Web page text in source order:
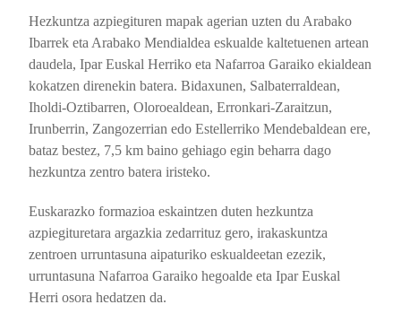
Hezkuntza azpiegituren mapak agerian uzten du Arabako
Ibarrek eta Arabako Mendialdea eskualde kaltetuenen artean
daudela, Ipar Euskal Herriko eta Nafarroa Garaiko ekialdean
kokatzen direnekin batera. Bidaxunen, Salbaterraldean,
Iholdi-Oztibarren, Oloroealdean, Erronkari-Zaraitzun,
Irunberrin, Zangozerrian edo Estellerriko Mendebaldean ere,
bataz bestez, 7,5 km baino gehiago egin beharra dago
hezkuntza zentro batera iristeko.
Euskarazko formazioa eskaintzen duten hezkuntza
azpiegituretara argazkia zedarrituz gero, irakaskuntza
zentroen urruntasuna aipaturiko eskualdeetan ezezik,
urruntasuna Nafarroa Garaiko hegoalde eta Ipar Euskal
Herri osora hedatzen da.